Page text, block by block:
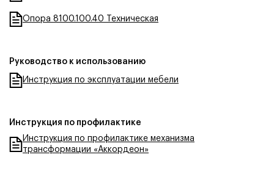
Опора 8100.100.40 Техническая
Руководство к использованию
Инструкция по эксплуатации мебели
Инструкция по профилактике
Инструкция по профилактике механизма
трансформации «Аккордеон»